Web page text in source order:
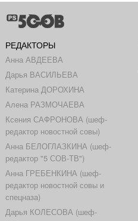
РЕДАКТОРЫ
Анна АВДЕЕВА
Дарья ВАСИЛЬЕВА
Катерина ДОРОХИНА
Алена РАЗМОЧАЕВА
Ксения САФРОНОВА (шеф-
редактор новостной совы)
Анна БЕЛОГЛАЗКИНА (шеф-
редактор "5 СОВ-ТВ")
Анна ГРЕБЕНКИНА (шеф-
редактор новостной совы и
спецназа)
Дарья КОЛЕСОВА (шеф-